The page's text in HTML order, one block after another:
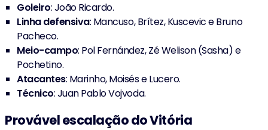
Goleiro: João Ricardo.
Linhadefensiva: Mancuso, Brítez, Kuscevic e Bruno
Pacheco.
Meio-campo: Pol Fernández, Zé Welison (Sasha) e
Pochetino.
Atacantes: Marinho, Moisés e Lucero.
Técnico: Juan Pablo Vojvoda.
Provável escalação do Vitória